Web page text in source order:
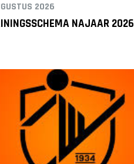
2026
NAJAAR 2026